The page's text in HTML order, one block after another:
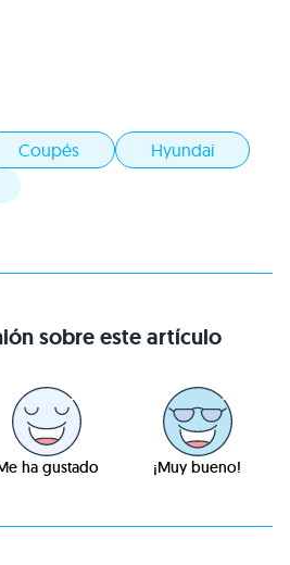
Coupés
Hyundai
sobre este artículo
ha gustado ¡Muy bueno!